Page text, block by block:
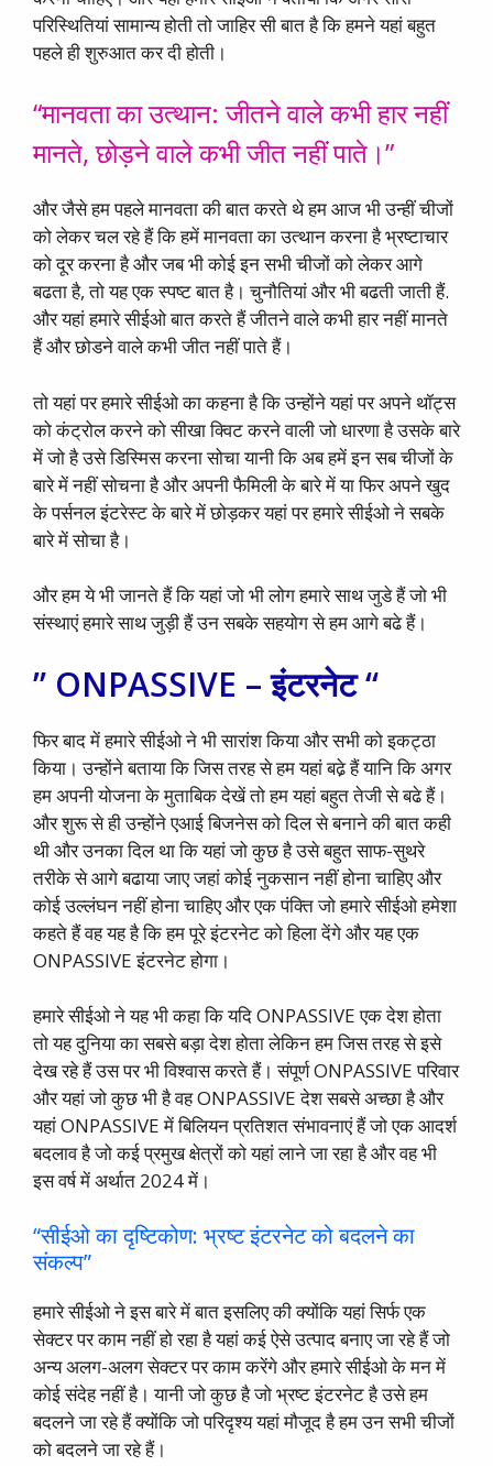
परिस्थितियां सामान्य होती तो जाहिर सी बात है कि हमने यहां बहुत
पहले ही शुरुआत कर दी होती।
“मानवता का उत्थान: जीतने वाले कभी हार नहीं
मानते, छोड़ने वाले कभी जीत नहीं पाते।”
और जैसे हम पहले मानवता की बात करते थे हम आज भी उन्हीं चीजों
को लेकर चल रहे हैं कि हमें मानवता का उत्थान करना है भ्रष्टाचार
को दूर करना है और जब भी कोई इन सभी चीजों को लेकर आगे
बढता है, तो यह एक स्पष्ट बात है। चुनौतियां और भी बढती जाती हैं.
और यहां हमारे सीईओ बात करते हैं जीतने वाले कभी हार नहीं मानते
हैं और छोडने वाले कभी जीत नहीं पाते हैं।
तो यहां पर हमारे सीईओ का कहना है कि उन्होंने यहां पर अपने थॉट्स
को कंट्रोल करने को सीखा क्विट करने वाली जो धारणा है उसके बारे
में जो है उसे डिस्मिस करना सोचा यानी कि अब हमें इन सब चीजों के
बारे में नहीं सोचना है और अपनी फैमिली के बारे में या फिर अपने खुद
के पर्सनल इंटरेस्ट के बारे में छोड़कर यहां पर हमारे सीईओ ने सबके
बारे में सोचा है।
और हम ये भी जानते हैं कि यहां जो भी लोग हमारे साथ जुडे हैं जो भी
संस्थाएं हमारे साथ जुड़ी हैं उन सबके सहयोग से हम आगे बढे हैं।
” ONPASSIVE – इंटरनेट “
फिर बाद में हमारे सीईओ ने भी सारांश किया और सभी को इकट्ठा
किया। उन्होंने बताया कि जिस तरह से हम यहां बढे़ हैं यानि कि अगर
हम अपनी योजना के मुताबिक देखें तो हम यहां बहुत तेजी से बढे हैं।
और शुरू से ही उन्होंने एआई बिजनेस को दिल से बनाने की बात कही
थी और उनका दिल था कि यहां जो कुछ है उसे बहुत साफ-सुथरे
तरीके से आगे बढाया जाए जहां कोई नुकसान नहीं होना चाहिए और
कोई उल्लंघन नहीं होना चाहिए और एक पंक्ति जो हमारे सीईओ हमेशा
कहते हैं वह यह है कि हम पूरे इंटरनेट को हिला देंगे और यह एक
ONPASSIVE इंटरनेट होगा।
हमारे सीईओ ने यह भी कहा कि यदि ONPASSIVE एक देश होता
तो यह दुनिया का सबसे बड़ा देश होता लेकिन हम जिस तरह से इसे
देख रहे हैं उस पर भी विश्वास करते हैं। संपूर्ण ONPASSIVE परिवार
और यहां जो कुछ भी है वह ONPASSIVE देश सबसे अच्छा है और
यहां ONPASSIVE में बिलियन प्रतिशत संभावनाएं हैं जो एक आदर्श
बदलाव है जो कई प्रमुख क्षेत्रों को यहां लाने जा रहा है और वह भी
इस वर्ष में अर्थात 2024 में।
“सीईओ का दृष्टिकोण: भ्रष्ट इंटरनेट को बदलने का
संकल्प”
हमारे सीईओ ने इस बारे में बात इसलिए की क्योंकि यहां सिर्फ एक
सेक्टर पर काम नहीं हो रहा है यहां कई ऐसे उत्पाद बनाए जा रहे हैं जो
अन्य अलग-अलग सेक्टर पर काम करेंगे और हमारे सीईओ के मन में
कोई संदेह नहीं है। यानी जो कुछ है जो भ्रष्ट इंटरनेट है उसे हम
बदलने जा रहे हैं क्योंकि जो परिदृश्य यहां मौजूद है हम उन सभी चीजों
को बदलने जा रहे हैं।